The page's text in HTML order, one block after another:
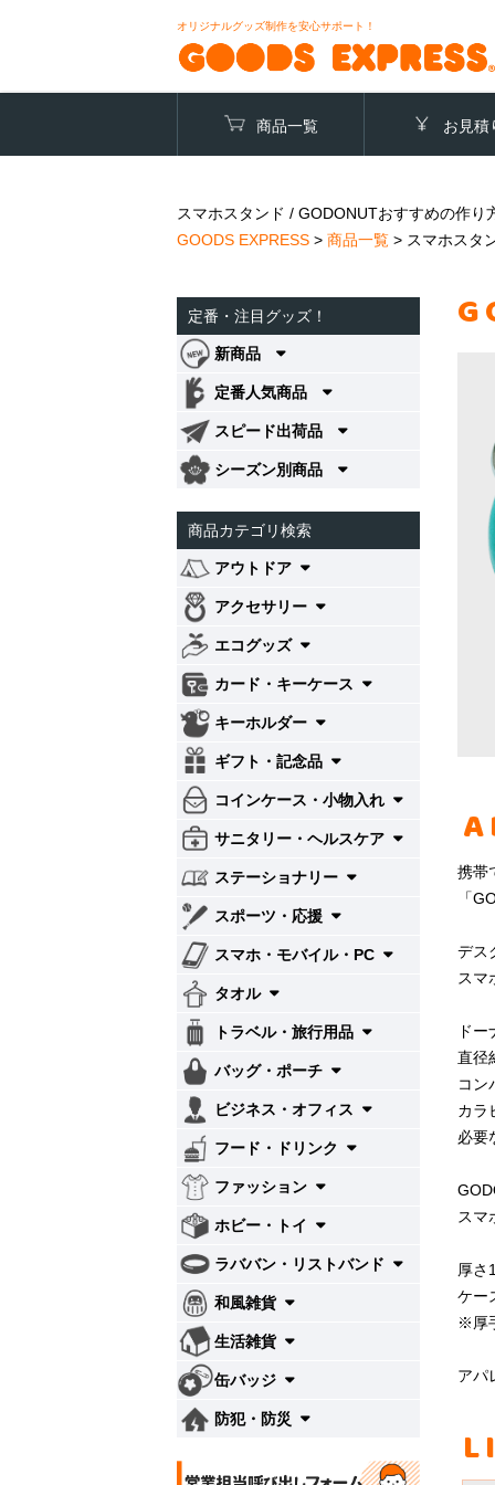
オリジナルグッズ制作を安心サポート！
商品一覧 お見積
スマホスタンド / GODONUTおすすめの作
GOODS EXPRESS > 商品一覧 > スマホスタ
携帯
「
デス
スマ
ド
直径
コン
カラ
必要
スマ
厚さ
ケー
※厚
アパ
定番・注目グッズ！
新商品
定番人気商品
スピード出荷品
シーズン別商品
商品カテゴリ検索
アウトドア
アクセサリー
エコグッズ
カード・キーケース
キーホルダー
ギフト・記念品
コインケース・小物入れ
サニタリー・ヘルスケア
ステーショナリー
スポーツ・応援
スマホ・モバイル・PC
タオル
トラベル・旅行用品
バッグ・ポーチ
ビジネス・オフィス
フード・ドリンク
ファッション
ホビー・トイ
ラババン・リストバンド
和風雑貨
生活雑貨
缶バッジ
防犯・防災